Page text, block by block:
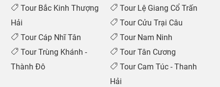
Tour Bắc Kinh Thượng
Hải
Tour Lệ Giang Cổ Trấn
Tour Cửu Trại Câu
Tour Cáp Nhĩ Tân
Tour Nam Ninh
Tour Trùng Khánh -
Thành Đô
Tour Tân Cương
Tour Cam Túc - Thanh
Hải